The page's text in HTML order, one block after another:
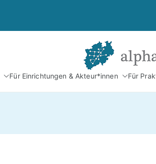
Für Einrichtungen & Akteur*innen Für